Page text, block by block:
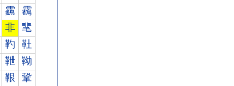
靎 靏
非 靟
靮 靯
靾 靿
鞎 鞏